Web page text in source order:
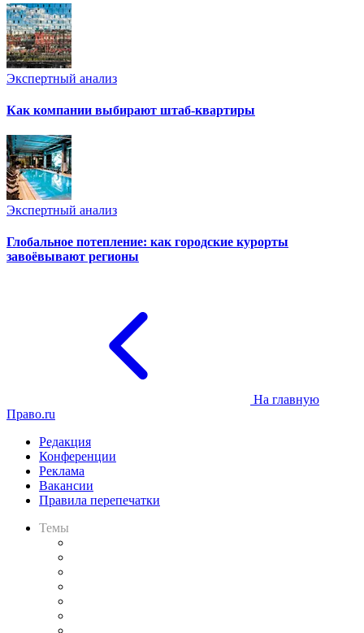
Экспертный анализ
Как компании выбирают штаб-квартиры
Экспертный анализ
Глобальное потепление: как городские курорты
завоёвывают регионы
На главную
Право.ru
Редакция
Конференции
Реклама
Вакансии
Правила перепечатки
Темы